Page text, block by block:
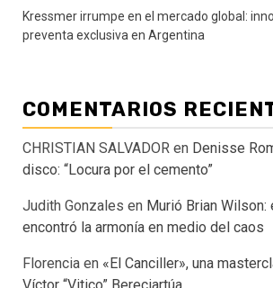
Kressmer irrumpe en el mercado global:
preventa exclusiva en Argentina
COMENTARIOS
CHRISTIAN SALVADOR en Denisse
disco: “Locura por el cemento”
Judith Gonzales en Murió Brian Wilson:
encontró la armonía en medio del caos
Florencia en «El Canciller», una